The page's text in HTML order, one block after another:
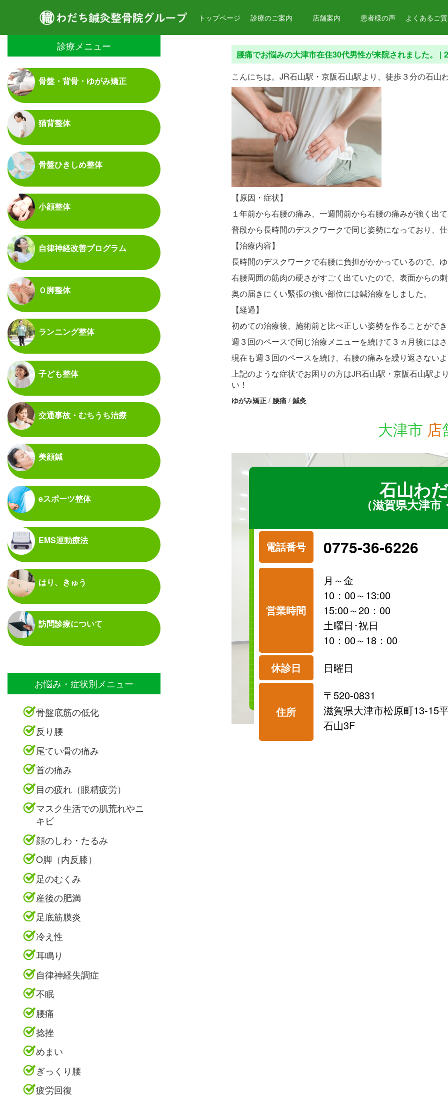
トップページ 診療のご案内 店舗案内 患者様の声 よくあるご
腰痛でお悩みの大津市在住30代男性が来院されました。 |
こんにちは。JR石山駅・京阪石山駅より、徒歩３分の石山
【原因・症状】
１年前から右腰の痛み、一週間前から右腰の痛みが強く出
普段から長時間のデスクワークで同じ姿勢になっており、
【治療内容】
長時間のデスクワークで右腰に負担がかかっているので、
右腰周囲の筋肉の硬さがすごく出ていたので、表面からの
奥の届きにくい緊張の強い部位には鍼治療をしました。
【経過】
初めての治療後、施術前と比べ正しい姿勢を作ることがで
週３回のペースで同じ治療メニューを続けて３ヵ月後には
現在も週３回のペースを続け、右腰の痛みを繰り返さない
上記のような症状でお困りの方はJR石山駅・京阪石山駅よ
い！
ゆがみ矯正 / 腰痛 / 鍼灸
大津市 店
石山わ
（滋賀県大津
電話番号 0775-36-6226
営業時間
月～金
10：00～13:00
15:00～20：00
土曜日･祝日
10：00～18：00
休診日
日曜日
住所
〒520-0831
滋賀県大津市松原町13-15
石山3F
診療メニュー
骨盤・背骨・ゆがみ矯正
猫背整体
骨盤ひきしめ整体
小顔整体
自律神経改善プログラム
Ｏ脚整体
ランニング整体
子ども整体
交通事故・むちうち治療
美顔鍼
eスポーツ整体
EMS運動療法
はり、きゅう
訪問診療について
お悩み・症状別メニュー
骨盤底筋の低化
反り腰
尾てい骨の痛み
首の痛み
目の疲れ（眼精疲労）
マスク生活での肌荒れやニ
キビ
顔のしわ・たるみ
O脚（内反膝）
足のむくみ
産後の肥満
足底筋膜炎
冷え性
耳鳴り
自律神経失調症
不眠
腰痛
捻挫
めまい
ぎっくり腰
疲労回復